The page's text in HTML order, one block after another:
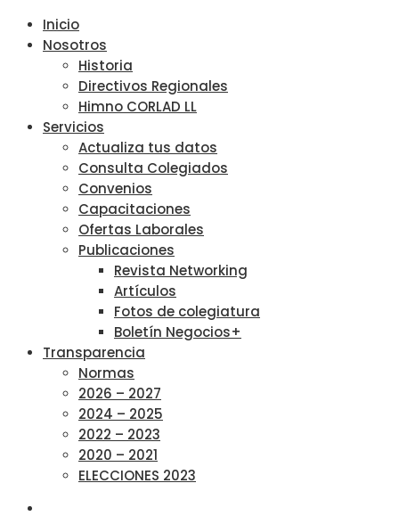
Inicio
Nosotros
Historia
Directivos Regionales
Himno CORLAD LL
Servicios
Actualiza tus datos
Consulta Colegiados
Convenios
Capacitaciones
Ofertas Laborales
Publicaciones
Revista Networking
Artículos
Fotos de colegiatura
Boletín Negocios+
Transparencia
Normas
2026 – 2027
2024 – 2025
2022 – 2023
2020 – 2021
ELECCIONES 2023